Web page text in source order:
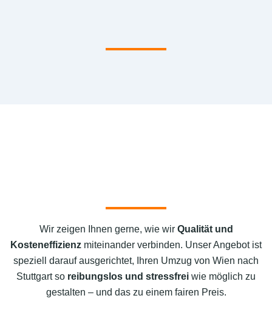
Wir zeigen Ihnen gerne, wie wir Qualität und
Kosteneffizienz miteinander verbinden. Unser Angebot ist
speziell darauf ausgerichtet, Ihren Umzug von Wien nach
Stuttgart so reibungslos und stressfrei wie möglich zu
gestalten – und das zu einem fairen Preis.